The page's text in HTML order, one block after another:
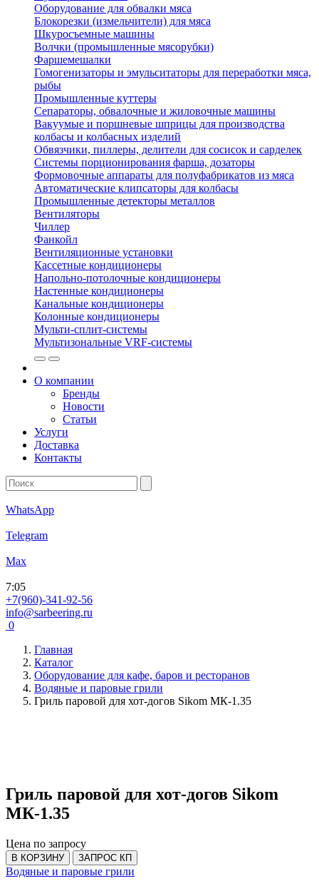
Оборудование для обвалки мяса
Блокорезки (измельчители) для мяса
Шкуросъемные машины
Волчки (промышленные мясорубки)
Фаршемешалки
Гомогенизаторы и эмульситаторы для переработки мяса,
рыбы
Промышленные куттеры
Сепараторы, обвалочные и жиловочные машины
Вакуумые и поршневые шприцы для производства
колбасы и колбасных изделий
Обвязчики, пиллеры, делители для сосисок и сарделек
Системы порционирования фарша, дозаторы
Формовочные аппараты для полуфабрикатов из мяса
Автоматические клипсаторы для колбасы
Промышленные детекторы металлов
Вентиляторы
Чиллер
Фанкойл
Вентиляционные установки
Кассетные кондиционеры
Напольно-потолочные кондиционеры
Настенные кондиционеры
Канальные кондиционеры
Колонные кондиционеры
Мульти-сплит-системы
Мультизональные VRF-системы
О компании
Бренды
Новости
Статьи
Услуги
Доставка
Контакты
WhatsApp
Telegram
Max
7:05
+7(960)-341-92-56
info@sarbeering.ru
0
Главная
Каталог
Оборудование для кафе, баров и ресторанов
Водяные и паровые грили
Гриль паровой для хот-догов Sikom МК-1.35
Гриль паровой для хот-догов Sikom
МК-1.35
Цена по запросу
В КОРЗИНУ ЗАПРОС КП
Водяные и паровые грили